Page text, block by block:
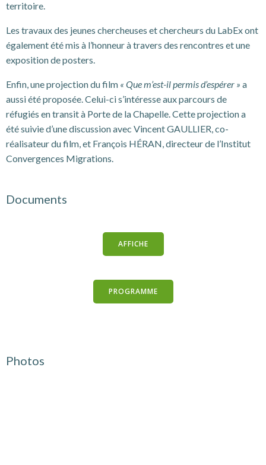
territoire.
Les travaux des jeunes chercheuses et chercheurs du LabEx ont
également été mis à l’honneur à travers des rencontres et une
exposition de posters.
Enfin, une projection du film « Que m’est-il permis d’espérer » a
aussi été proposée. Celui-ci s’intéresse aux parcours de
réfugiés en transit à Porte de la Chapelle. Cette projection a
été suivie d’une discussion avec Vincent GAULLIER, co-
réalisateur du film, et François HÉRAN, directeur de l’Institut
Convergences Migrations.
Documents
AFFICHE
PROGRAMME
Photos